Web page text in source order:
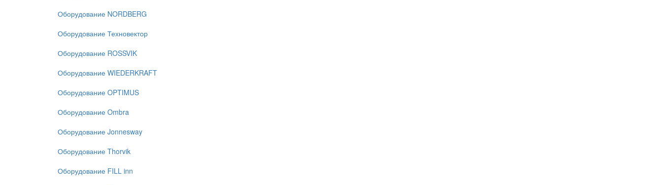
Оборудование NORDBERG
Оборудование Техновектор
Оборудование ROSSVIK
Оборудование WIEDERKRAFT
Оборудование OPTIMUS
Оборудование Ombra
Оборудование Jonnesway
Оборудование Thorvik
Оборудование FILL inn